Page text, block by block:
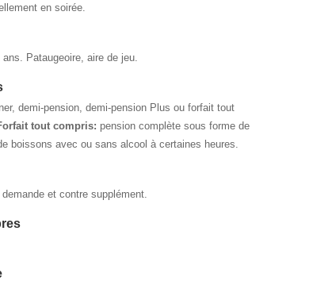
en soirée.
Pataugeoire, aire de jeu.
demi-pension, demi-pension Plus ou forfait tout
tout compris: pension complète sous forme de
boissons avec ou sans alcool à certaines heures.
et contre supplément.